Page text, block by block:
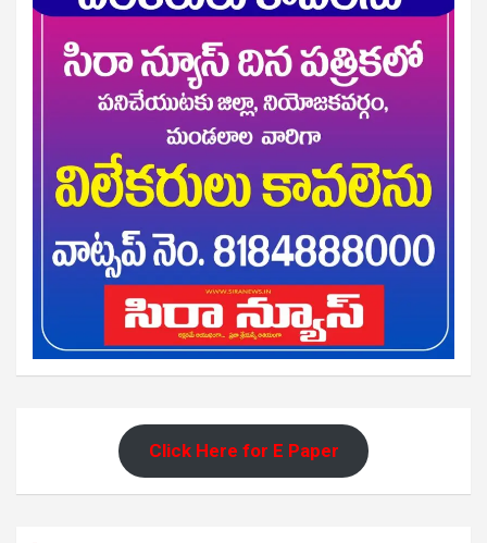
Click Here for E Paper